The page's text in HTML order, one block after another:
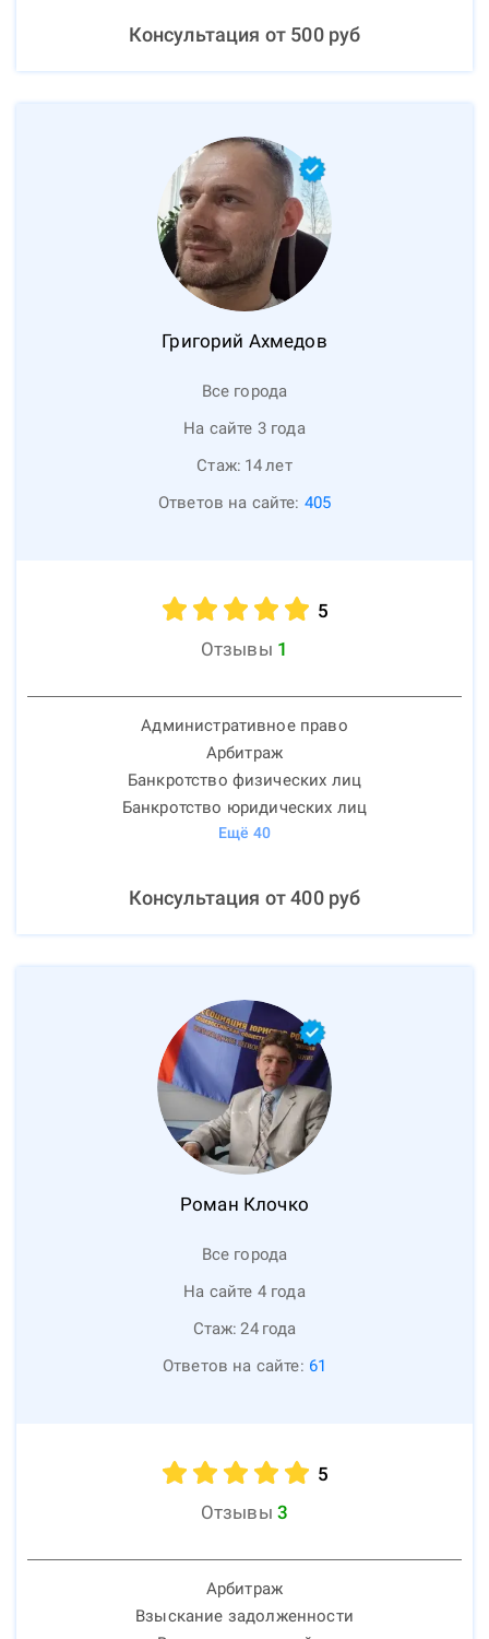
Консультация от 500руб
Григорий Ахмедов
Все города
На сайте 3 года
Стаж: 14лет
Ответов на сайте: 405
5
Отзывы 1
Административное право
Арбитраж
Банкротство физических лиц
Банкротство юридических лиц
Ещё 40
Консультация от400руб
Роман Клочко
Все города
На сайте 4 года
Стаж: 24 года
Ответов на сайте: 61
5
Отзывы 3
Арбитраж
Взыскание задолженности